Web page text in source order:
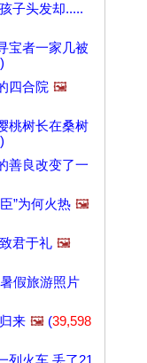
子头发却.....
宝者一家几被
四合院 🖼️
桃树长在桑树
善良改变了一
”为何火热 🖼️
君于礼 🖼️
假旅游照片
来 🖼️ (39,598
列火车 丢了21